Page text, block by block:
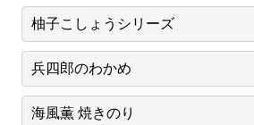
柚子こしょうシリーズ
兵四郎のわかめ
海風薫 焼きのり